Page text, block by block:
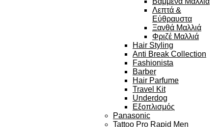
Λεπτά &
Εύθραυστα
Ξανθά Μαλλιά
Φριζέ Μαλλιά
Hair Styling
Anti Break Collection
Fashionista
Barber
Hair Parfume
Travel Kit
Underdog
Εξοπλισμός
Panasonic
Tattoo Pro Rapid Men